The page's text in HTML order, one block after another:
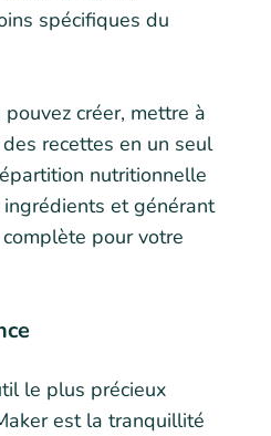
spécifiques du
créer, mettre à
recettes en un seul
nutritionnelle
et générant
pour votre
le plus précieux
est la tranquillité